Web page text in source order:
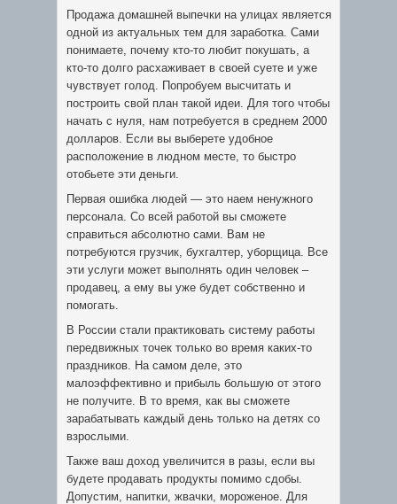
Продажа домашней выпечки на улицах является
одной из актуальных тем для заработка. Сами
понимаете, почему кто-то любит покушать, а
кто-то долго расхаживает в своей суете и уже
чувствует голод. Попробуем высчитать и
построить свой план такой идеи. Для того чтобы
начать с нуля, нам потребуется в среднем 2000
долларов. Если вы выберете удобное
расположение в людном месте, то быстро
отобьете эти деньги.
Первая ошибка людей — это наем ненужного
персонала. Со всей работой вы сможете
справиться абсолютно сами. Вам не
потребуются грузчик, бухгалтер, уборщица. Все
эти услуги может выполнять один человек –
продавец, а ему вы уже будет собственно и
помогать.
В России стали практиковать систему работы
передвижных точек только во время каких-то
праздников. На самом деле, это
малоэффективно и прибыль большую от этого
не получите. В то время, как вы сможете
зарабатывать каждый день только на детях со
взрослыми.
Также ваш доход увеличится в разы, если вы
будете продавать продукты помимо сдобы.
Допустим, напитки, жвачки, мороженое. Для